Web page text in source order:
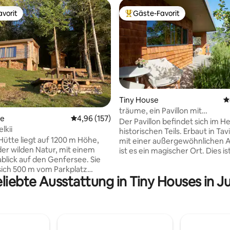
4,97 von 5, 621 Bewertungen
Durchschnittliche Bewertung: 4,96 von 5,
4,96 (157)
liegt auf 1200 m Höhe,
wilden Natur, mit einem
auf den Genfersee. Sie
500 m vom Parkplatz
angeschlossen und ermöglicht
Beliebter Gäste-Favorit.
Gäste-Favorit
Tiny House
träume, ein Pavillon mit
außergewöhnlichem Charme
Der Pavillon befindet sich im Herzen des
historischen Teils. Erbaut in
mit einer außergewöhnlichen
ist es ein magischer Ort. Dies
die Insel Saint-Pierre zu
Entworfen mit Einfallsreichtum
Ausstattung in Tiny Houses in